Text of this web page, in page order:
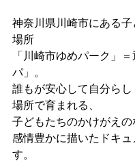
神奈川県川崎市にある
場所
「川崎市ゆめパーク」
パ」。
誰もが安心して自分ら
場所で育まれる、
子どもたちのかけがえの
感情豊かに描いたドキ
す。